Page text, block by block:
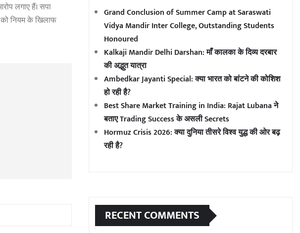
लगाए हैं। सपा
को नियम के खिलाफ
Grand Conclusion of Summer Camp at Saraswati
Vidya Mandir Inter College, Outstanding Students
Honoured
Kalkaji Mandir Delhi Darshan: माँ कालका के दिव्य दरबार
की अद्भुत यात्रा
Ambedkar Jayanti Special: क्या भारत को बांटने की कोशिश
हो रही है?
Best Share Market Training in India: Rajat Lubana ने
बताए Trading Success के असली Secrets
Hormuz Crisis 2026: क्या दुनिया तीसरे विश्व युद्ध की ओर बढ़
रही है?
RECENT COMMENTS